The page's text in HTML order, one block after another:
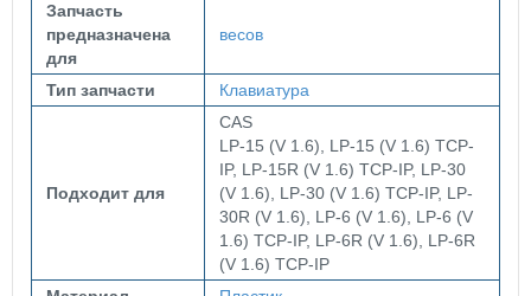
Запчасть
предназначена
для
весов
Тип запчасти Клавиатура
Подходит для
CAS
LP-15 (V 1.6), LP-15 (V 1.6) TCP-
IP, LP-15R (V 1.6) TCP-IP, LP-30
(V 1.6), LP-30 (V 1.6) TCP-IP, LP-
30R (V 1.6), LP-6 (V 1.6), LP-6 (V
1.6) TCP-IP, LP-6R (V 1.6), LP-6R
(V 1.6) TCP-IP